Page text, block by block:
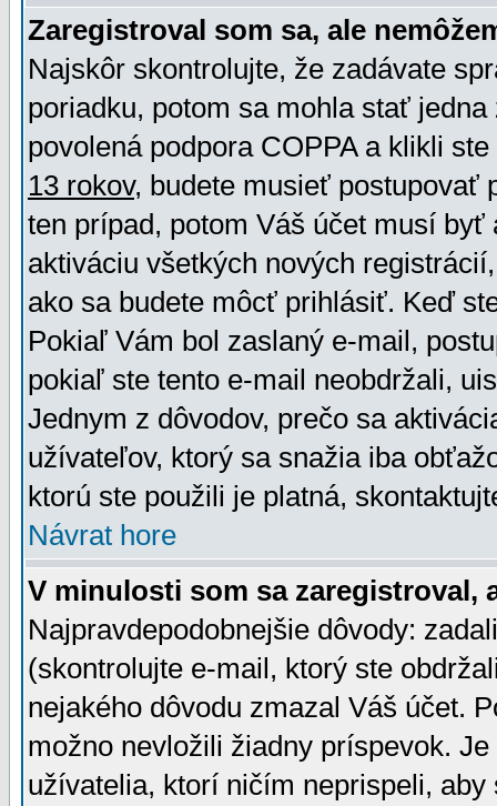
Zaregistroval som sa, ale
Najskôr skontrolujte, že zadávate
poriadku, potom sa mohla stať
povolená podpora COPPA a klikli
13 rokov, budete musieť postupovať
ten prípad, potom Váš účet musí
aktiváciu všetkých nových
ako sa budete môcť prihlásiť. Keď
Pokiaľ Vám bol zaslaný e-mail,
pokiaľ ste tento e-mail neobdržali,
Jednym z dôvodov, prečo sa
užívateľov, ktorý sa snažia iba
ktorú ste použili je platná,
Návrat hore
V minulosti som sa zaregistroval,
Najpravdepodobnejšie dôvody:
(skontrolujte e-mail, ktorý ste
nejakého dôvodu zmazal Váš účet.
možno nevložili žiadny príspevok.
užívatelia, ktorí ničím neprispeli,